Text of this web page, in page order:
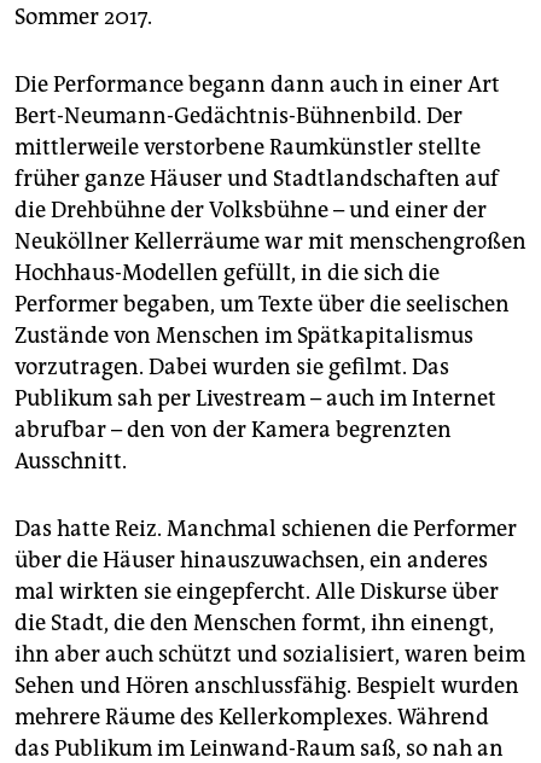
Sommer 2017.
Die Performance begann dann auch in einer Art
Bert-Neumann-Gedächtnis-Bühnenbild. Der
mittlerweile verstorbene Raumkünstler stellte
früher ganze Häuser und Stadtlandschaften auf
die Drehbühne der Volksbühne – und einer der
Neuköllner Kellerräume war mit menschengroßen
Hochhaus-Modellen gefüllt, in die sich die
Performer begaben, um Texte über die seelischen
Zustände von Menschen im Spätkapitalismus
vorzutragen. Dabei wurden sie gefilmt. Das
Publikum sah per Livestream – auch im Internet
abrufbar – den von der Kamera begrenzten
Ausschnitt.
Das hatte Reiz. Manchmal schienen die Performer
über die Häuser hinauszuwachsen, ein anderes
mal wirkten sie eingepfercht. Alle Diskurse über
die Stadt, die den Menschen formt, ihn einengt,
ihn aber auch schützt und sozialisiert, waren beim
Sehen und Hören anschlussfähig. Bespielt wurden
mehrere Räume des Kellerkomplexes. Während
das Publikum im Leinwand-Raum saß, so nah an